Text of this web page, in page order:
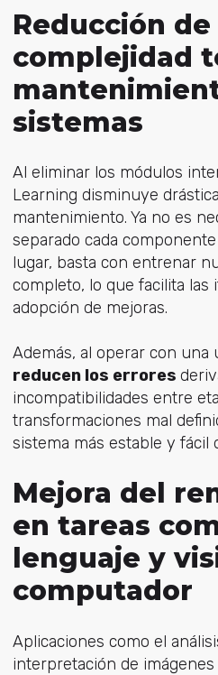
Reducción de
complejidad
sistemas
Al eliminar los módulos
Learning disminuye
mantenimiento. Ya no es
separado cada
lugar, basta con entrenar
completo, lo que facilita las
adopción de mejoras.
Además, al operar con una
reducen los errores
incompatibilidades entre
transformaciones mal
sistema más estable y fácil
Mejora del
en tareas
lenguaje y
computador
Aplicaciones como el
interpretación de